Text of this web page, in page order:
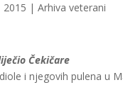
2015 |Arhiva veterani
Čekičare
i njegovih pulena u